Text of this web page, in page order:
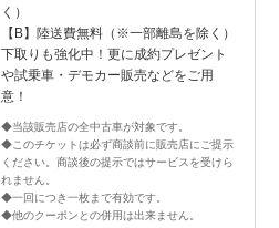
く）
【B】陸送費無料（※一部離島を除く）
下取りも強化中！更に成約プレゼント
や試乗車・デモカー販売などをご用
意！
◆当該販売店の全中古車が対象です。
◆このチケットは必ず商談前に販売店にご提示
ください。商談後の提示ではサービスを受けら
れません。
◆一回につき一枚まで有効です。
◆他のクーポンとの併用は出来ません。